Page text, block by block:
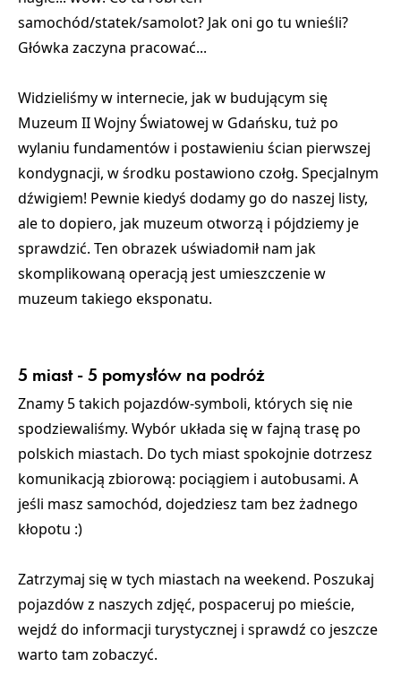
samochód/statek/samolot? Jak oni go tu wnieśli?
Główka zaczyna pracować...
Widzieliśmy w internecie, jak w budującym się
Muzeum II Wojny Światowej w Gdańsku, tuż po
wylaniu fundamentów i postawieniu ścian pierwszej
kondygnacji, w środku postawiono czołg. Specjalnym
dźwigiem! Pewnie kiedyś dodamy go do naszej listy,
ale to dopiero, jak muzeum otworzą i pójdziemy je
sprawdzić. Ten obrazek uświadomił nam jak
skomplikowaną operacją jest umieszczenie w
muzeum takiego eksponatu.
5 miast - 5 pomysłów na podróż
Znamy 5 takich pojazdów-symboli, których się nie
spodziewaliśmy. Wybór układa się w fajną trasę po
polskich miastach. Do tych miast spokojnie dotrzesz
komunikacją zbiorową: pociągiem i autobusami. A
jeśli masz samochód, dojedziesz tam bez żadnego
kłopotu :)
Zatrzymaj się w tych miastach na weekend. Poszukaj
pojazdów z naszych zdjęć, pospaceruj po mieście,
wejdź do informacji turystycznej i sprawdź co jeszcze
warto tam zobaczyć.